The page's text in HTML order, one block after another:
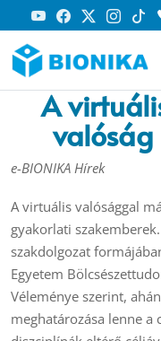
A
e-BIONIKA Hírek
A virtuális valósággal
gyakorlati
szakdolgozat
Egyetem
Véleménye szerint,
meghatározása lenne